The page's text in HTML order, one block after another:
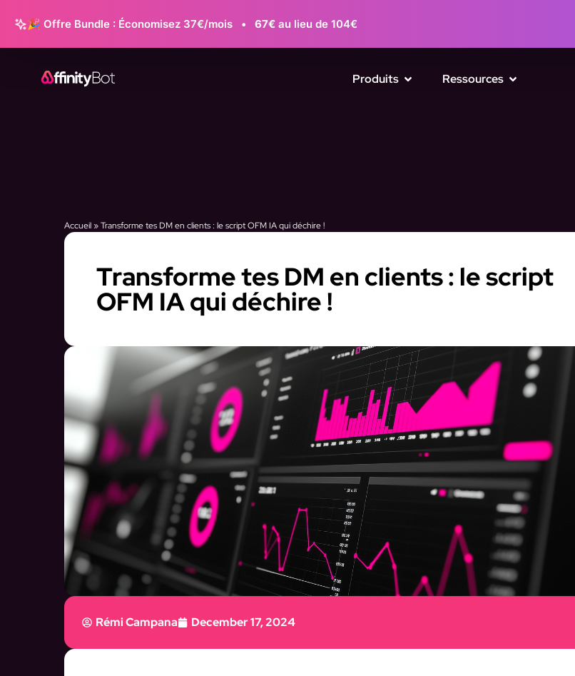
Produits Ressources
🎉 Offre Bundle : Économisez 37€/mois • 67€ au lieu de 104€
Accueil»Transforme tes DM en clients : le script OFM IA qui déchire !
Transforme tes DM en clients : le script
OFM IA qui déchire !
Rémi Campana December 17, 2024